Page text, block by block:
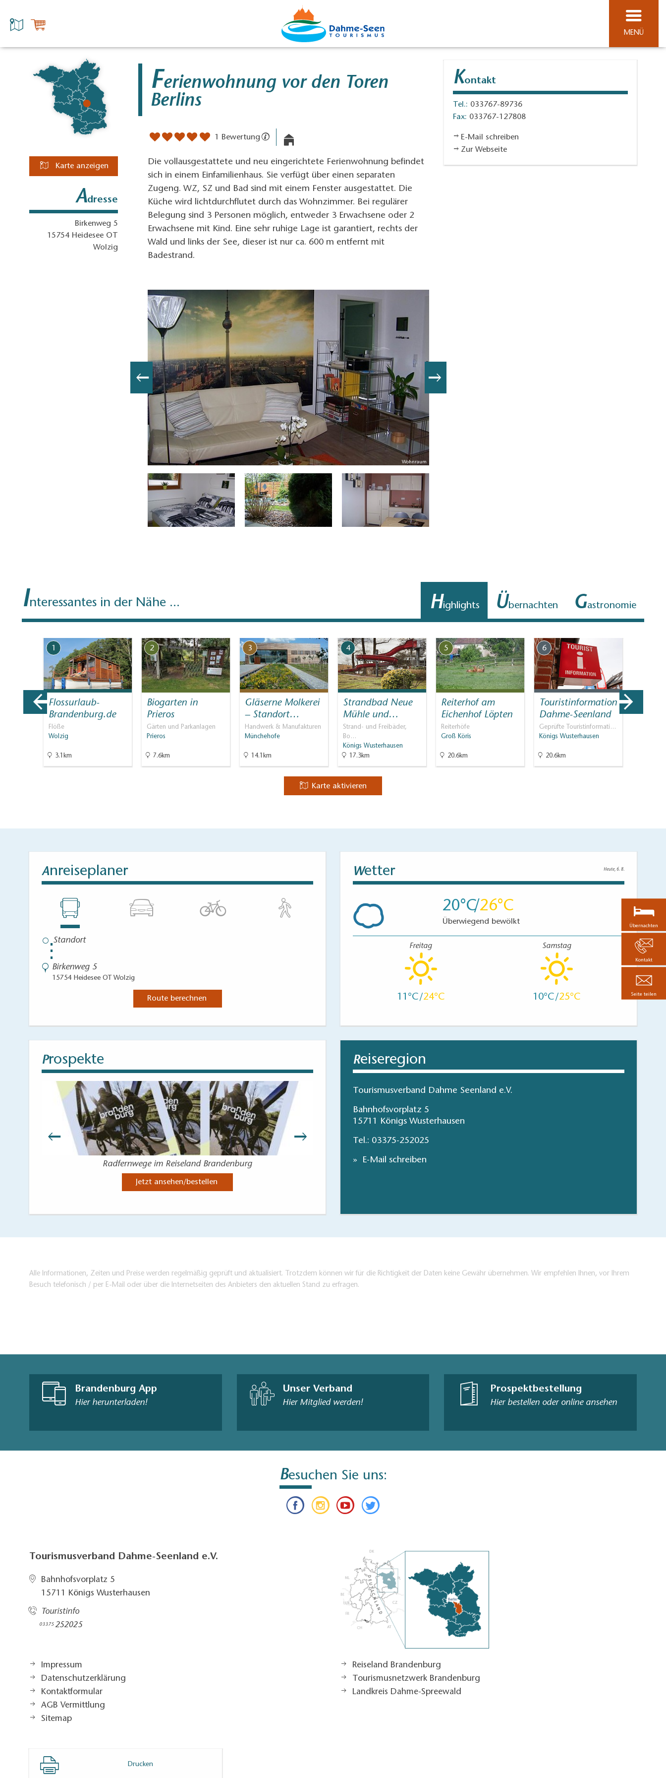
MENÜ
Karte anzeigen
Adresse
Birkenweg 5
15754 Heidesee OT
Wolzig
Ferienwohnung vor den Toren
Berlins
1 Bewertung
Die vollausgestattete und neu eingerichtete Ferienwohnung befindet
sich in einem Einfamilienhaus. Sie verfügt über einen separaten
Zugeng. WZ, SZ und Bad sind mit einem Fenster ausgestattet. Die
Küche wird lichtdurchflutet durch das Wohnzimmer. Bei regulärer
Belegung sind 3 Personen möglich, entweder 3 Erwachsene oder 2
Erwachsene mit Kind. Eine sehr ruhige Lage ist garantiert, rechts der
Wald und links der See, dieser ist nur ca. 600 m entfernt mit
Badestrand.
Wohnraum
Kontakt
Tel.: 033767-89736
Fax: 033767-127808
E-Mail schreiben
Zur Webseite
Interessantes in der Nähe ... Highlights Übernachten Gastronomie
1
Flossurlaub-
Brandenburg.de
Flöße
Wolzig
3.1km
2
Biogarten in
Prieros
Gärten und Parkanlagen
Prieros
7.6km
3
Gläserne Molkerei
– Standort…
Handwerk & Manufakturen
Münchehofe
14.1km
4
Strandbad Neue
Mühle und…
Strand- und Freibäder,
Bo…
Königs Wusterhausen
17.3km
5
Reiterhof am
Eichenhof Löpten
Reiterhöfe
Groß Köris
20.6km
6
Touristinformation
Dahme-Seenland
Geprüfte Touristinformati…
Königs Wusterhausen
20.6km
Karte aktivieren
Anreiseplaner
⋮
Birkenweg 5
15754 Heidesee OT Wolzig
Route berechnen
Wetter Heute, 6. 8.
20 26
Überwiegend bewölkt
Freitag
11 24
Samstag
10 25
Prospekte
Radfernwege im Reiseland Brandenburg
Jetzt ansehen/bestellen
Ihr Ausflug ins Dahme-Seenland
Reiseregion
Tourismusverband Dahme Seenland e.V.
Bahnhofsvorplatz 5
15711 Königs Wusterhausen
Tel.: 03375-252025
E-Mail schreiben
Alle Informationen, Zeiten und Preise werden regelmäßig geprüft und aktualisiert. Trotzdem können wir für die Richtigkeit der Daten keine Gewähr übernehmen. Wir empfehlen Ihnen, vor Ihrem
Besuch telefonisch / per E-Mail oder über die Internetseiten des Anbieters den aktuellen Stand zu erfragen.
Brandenburg App
Hier herunterladen!
Unser Verband
Hier Mitglied werden!
Prospektbestellung
Hier bestellen oder online ansehen
Besuchen Sie uns:
Tourismusverband Dahme-Seenland e.V.
Bahnhofsvorplatz 5​
15711 Königs Wusterhausen
Touristinfo
03375252025​
Impressum
Datenschutzerklärung
Kontaktformular
AGB Vermittlung
Sitemap
Reiseland Brandenburg
Tourismusnetzwerk Brandenburg
Landkreis Dahme-Spreewald
Drucken
Übernachten
Kontakt
Seite teilen